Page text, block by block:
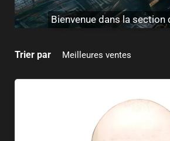
Bienvenue dans la
Trier par